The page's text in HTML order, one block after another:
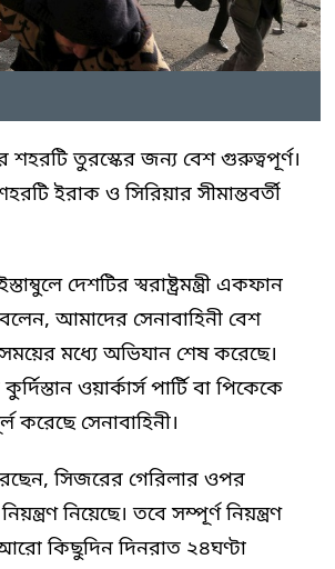
শহরটি তুরস্কের জন্য বেশ গুরুত্বপূর্ণ।
ইরাক ও সিরিয়ার সীমান্তবর্তী
দেশটির স্বরাষ্ট্রমন্ত্রী একফান
আমাদের সেনাবাহিনী বেশ
মধ্যে অভিযান শেষ করেছে।
ওয়ার্কার্স পার্টি বা পিকেকে
করেছে সেনাবাহিনী।
করেছেন, সিজরের গেরিলার ওপর
নিয়েছে। তবে সম্পূর্ণ নিয়ন্ত্রণ
কিছুদিন দিনরাত ২৪ঘণ্টা